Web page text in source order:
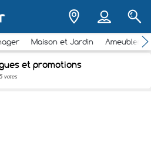
Maison et Jardin
et promotions
votes